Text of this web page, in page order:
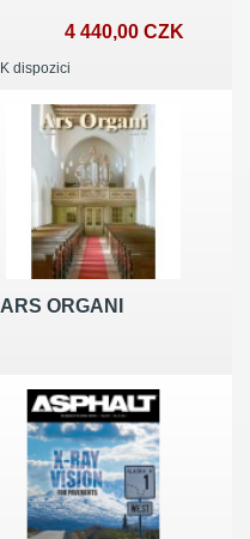
4 440,00 CZK
K dispozici
ARS ORGANI